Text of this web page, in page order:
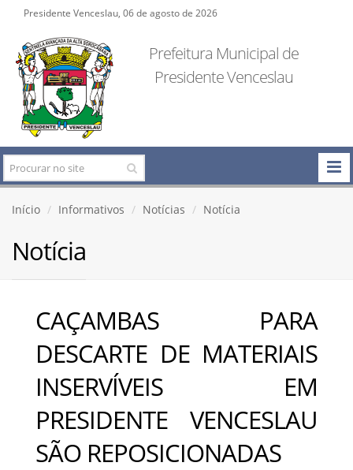
Presidente Venceslau, 06 de agosto de 2026
Prefeitura Municipal de
Presidente Venceslau
Início Informativos Notícias Notícia
Notícia
CAÇAMBAS PARA
DESCARTE DE MATERIAIS
INSERVÍVEIS EM
PRESIDENTE VENCESLAU
SÃO REPOSICIONADAS